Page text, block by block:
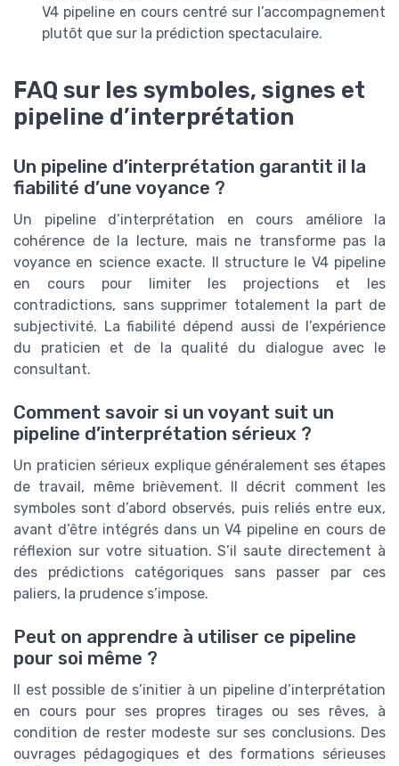
V4 pipeline en cours centré sur l’accompagnement
plutôt que sur la prédiction spectaculaire.
FAQ sur les symboles, signes et
pipeline d’interprétation
Un pipeline d’interprétation garantit il la
fiabilité d’une voyance ?
Un pipeline d’interprétation en cours améliore la
cohérence de la lecture, mais ne transforme pas la
voyance en science exacte. Il structure le V4 pipeline
en cours pour limiter les projections et les
contradictions, sans supprimer totalement la part de
subjectivité. La fiabilité dépend aussi de l’expérience
du praticien et de la qualité du dialogue avec le
consultant.
Comment savoir si un voyant suit un
pipeline d’interprétation sérieux ?
Un praticien sérieux explique généralement ses étapes
de travail, même brièvement. Il décrit comment les
symboles sont d’abord observés, puis reliés entre eux,
avant d’être intégrés dans un V4 pipeline en cours de
réflexion sur votre situation. S’il saute directement à
des prédictions catégoriques sans passer par ces
paliers, la prudence s’impose.
Peut on apprendre à utiliser ce pipeline
pour soi même ?
Il est possible de s’initier à un pipeline d’interprétation
en cours pour ses propres tirages ou ses rêves, à
condition de rester modeste sur ses conclusions. Des
ouvrages pédagogiques et des formations sérieuses